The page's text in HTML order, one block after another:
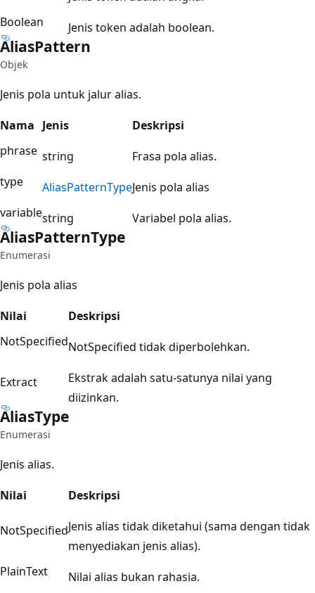
Boolean
Jenis token adalah boolean.
AliasPattern
Objek
Jenis pola untuk jalur alias.
Nama Jenis
Deskripsi
phrase string
Frasa pola alias.
type
AliasPatternTypeJenis pola alias
variablestring Variabel pola alias.
AliasPatternType
Enumerasi
Jenis pola alias
Nilai
Deskripsi
NotSpecifiedNotSpecified tidak diperbolehkan.
Extract
Ekstrak adalah satu-satunya nilai yang
diizinkan.
AliasType
Enumerasi
Jenis alias.
Nilai
Deskripsi
NotSpecifiedJenis alias tidak diketahui (sama dengan tidak
menyediakan jenis alias).
PlainText
Nilai alias bukan rahasia.